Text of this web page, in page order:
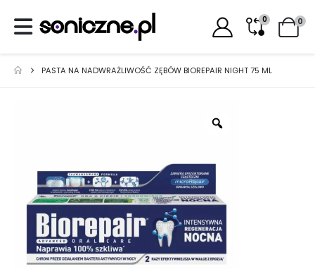
0 0
PASTA NA NADWRAŻLIWOŚĆ ZĘBÓW BIOREPAIR NIGHT 75 ML